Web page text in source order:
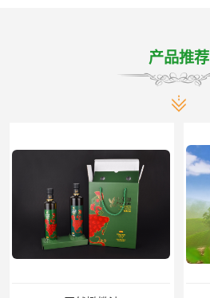
产品推荐